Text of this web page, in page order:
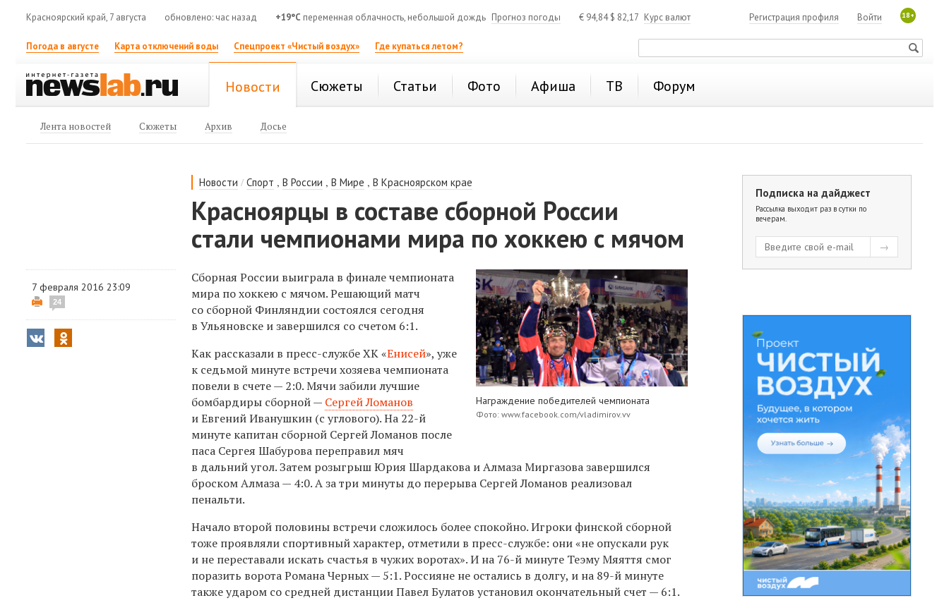
Красноярский край, 7 августа обновлено: час назад +19°C переменная облачность, небольшой дождь Прогноз погоды € 94,84$ 82,17 Курс валют 18+
Войти
Регистрация профиля
Погода в августе Карта отключений воды Спецпроект «Чистый воздух» Где купаться летом?
Новости Сюжеты Статьи Фото Афиша ТВ Форум
Лента новостей Сюжеты Архив Досье
Новости /Спорт ,В России ,В Мире ,В Красноярском крае
Красноярцы в составе сборной России
стали чемпионами мира по хоккею с мячом
7 февраля 2016 23:09
24
Награждение победителей чемпионата
Фото: www.facebook.com/vladimirov.vv
Сборная России выиграла в финале чемпионата
мира по хоккею с мячом. Решающий матч
со сборной Финляндии состоялся сегодня
в Ульяновске и завершился со счетом 6:1.
Как рассказали в пресс-службе ХК «Енисей», уже
к седьмой минуте встречи хозяева чемпионата
повели в счете — 2:0. Мячи забили лучшие
бомбардиры сборной — Сергей Ломанов
и Евгений Иванушкин (с углового). На 22-й
минуте капитан сборной Сергей Ломанов после
паса Сергея Шабурова переправил мяч
в дальний угол. Затем розыгрыш Юрия Шардакова и Алмаза Миргазова завершился
броском Алмаза — 4:0. А за три минуты до перерыва Сергей Ломанов реализовал
пенальти.
Начало второй половины встречи сложилось более спокойно. Игроки финской сборной
тоже проявляли спортивный характер, отметили в пресс-службе: они «не опускали рук
и не переставали искать счастья в чужих воротах». И на 76-й минуте Теэму Мяяття смог
поразить ворота Романа Черных — 5:1. Россияне не остались в долгу, и на 89-й минуте
также ударом со средней дистанции Павел Булатов установил окончательный счет — 6:1.
Подписка на дайджест
Рассылка выходит раз в сутки по
вечерам.